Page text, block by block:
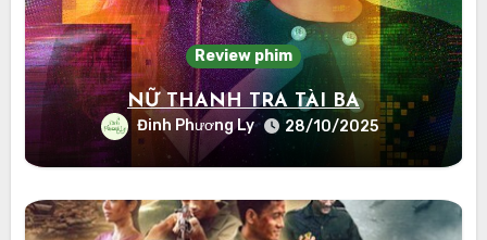
Review phim
NỮ THANH TRA TÀI BA
Đinh Phương Ly 28/10/2025